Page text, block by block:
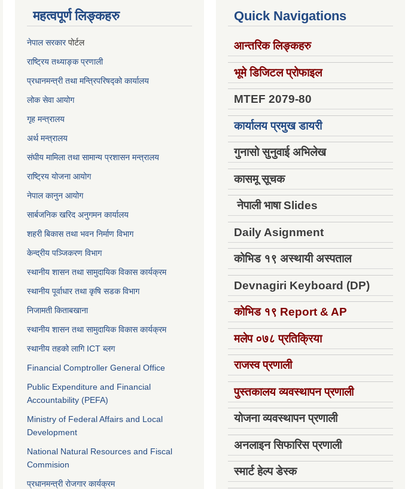
महत्वपूर्ण लिङ्कहरु
नेपाल सरकारपोर्टल
राष्ट्रिय तथ्याङ्क प्रणाली
प्रधानमन्त्री तथा मन्त्रिपरिषद्को कार्यालय
लोक सेवाआयोग
गृह मन्त्रालय
अर्थ मन्त्रालय
संघीय मामिला तथा सामान्य प्रशासन मन्त्रालय
राष्ट्रिय योजना आयोग
नेपाल कानुन आयोग
सार्बजनिक खरिद अनुगमन कार्यालय
शहरी बिकास तथा भवन निर्माण विभाग
केन्द्रीय पञ्जिकरण विभाग
स्थानीय शासन तथा सामुदायिक विकास कार्यक्रम
स्थानीय पूर्वाधार तथा कृषि सडक विभाग
निजामती किताबखाना
स्थानीय शासन तथा सामुदायिक विकास कार्यक्रम
स्थानीय तहको लागि ICT ब्लग
Financial Comptroller General Office
Public Expenditure and Financial
Accountability (PEFA)
Ministry of Federal Affairs and Local
Development
National Natural Resources and Fiscal
Commision
प्रधानमन्त्री रोजगार कार्यक्रम
Quick Navigations
आन्तरिक लिङ्कहरु
भूमे डिजिटल प्रोफाइल
MTEF 2079-80
कार्यालय प्रमुख डायरी
गुनासो सुनुवाई अभिलेख
कासमू सूचक
नेपाली भाषा Slides
Daily Asignment
कोभिड १९ अस्थायी अस्पताल
Devnagiri Keyboard (DP)
कोभिड १९ Report & AP
मलेप ०७८ प्रतिक्रिया
राजस्व प्रणाली
पुस्तकालय व्यवस्थापन प्रणाली
योजना व्यवस्थापन प्रणाली
अनलाइन सिफारिस प्रणाली
स्मार्ट हेल्प डेस्क